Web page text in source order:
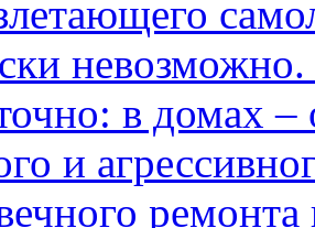
в домах
и